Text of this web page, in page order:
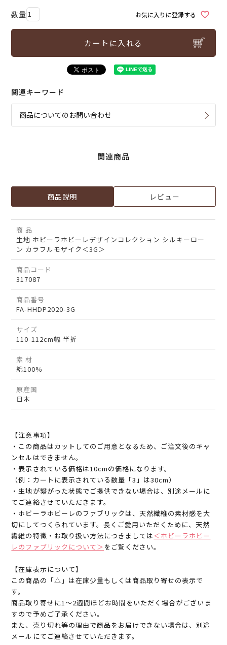
お気に入りに登録する
カートに入れる
関連キーワード
商品についてのお問い合わせ
関連商品
商品説明 レビュー
商 品
生地 ホビーラホビーレデザインコレクション シルキーロー
ン カラフルモザイク＜3G＞
商品コード
317087
商品番号
FA-HHDP2020-3G
サイズ
110-112cm幅 半折
素 材
綿100%
原産国
日本
【注意事項】
・この商品はカットしてのご用意となるため、ご注文後のキャ
ンセルはできません。
・表示されている価格は10cmの価格になります。
（例：カートに表示されている数量「3」は30cm）
・生地が繋がった状態でご提供できない場合は、別途メールに
てご連絡させていただきます。
・ホビーラホビーレのファブリックは、天然繊維の素材感を大
切にしてつくられています。長くご愛用いただくために、天然
繊維の特徴・お取り扱い方法につきましては＜ホビーラホビー
レのファブリックについて＞ をご覧ください。
【在庫表示について】
この商品の「△」は在庫少量もしくは商品取り寄せの表示で
す。
商品取り寄せに1～2週間ほどお時間をいただく場合がございま
すので予めご了承ください。
また、売り切れ等の理由で商品をお届けできない場合は、別途
メールにてご連絡させていただきます。